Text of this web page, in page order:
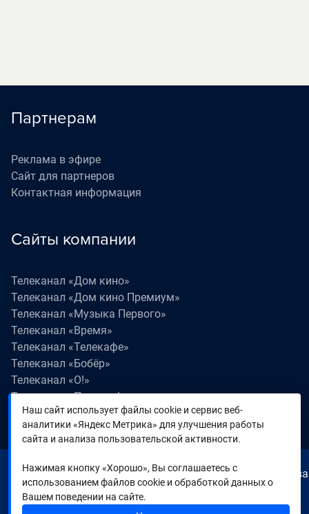
Партнерам
Реклама в эфире
Сайт для партнеров
Контактная информация
Сайты компании
Телеканал «Дом кино»
Телеканал «Дом кино Премиум»
Телеканал «Музыка Первого»
Телеканал «Время»
Телеканал «Телекафе»
Телеканал «Бобёр»
Телеканал «О!»
Телеканал «Поехали!»
Телеканал «Победа»
Телеканал «Лапки LIVE»
© 2000—2026. Редакция телеканала «Время». Все права
на любые материалы, опубликованные на сайте,
защищены. Любое использование материалов
Наш сайт использует файлы cookie и сервис веб-
аналитики «Яндекс Метрика» для улучшения работы
сайта и анализа пользовательской активности.
Нажимая кнопку «Хорошо», Вы соглашаетесь с
использованием файлов cookie и обработкой данных о
Вашем поведении на сайте.